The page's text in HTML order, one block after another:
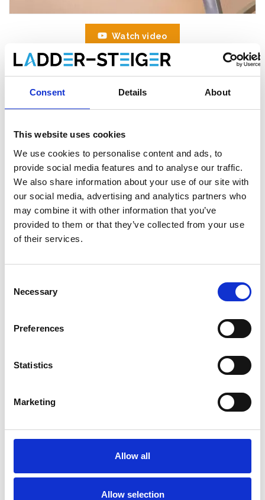
Consent Details About
This website uses cookies
We use cookies to personalise content and ads, to
provide social media features and to analyse our traffic.
We also share information about your use of our site with
our social media, advertising and analytics partners who
may combine it with other information that you’ve
provided to them or that they’ve collected from your use
of their services.
Selection
Necessary
Preferences
Statistics
Marketing
Allow all
Allow selection
Watch video
Waku 106 écarteur de mur réglable
€156,00 HT
Livraison gratuite en 1-3 jours ouvrables. Collectez vous-
mëme est possible a Zevenaar (NL) ou Maaseik (BE)
Description
L'
une certaine distance du mur. Cet accessoire fournit une plus
grande distance entre le mur et l’échelle. Permet d'appuyer